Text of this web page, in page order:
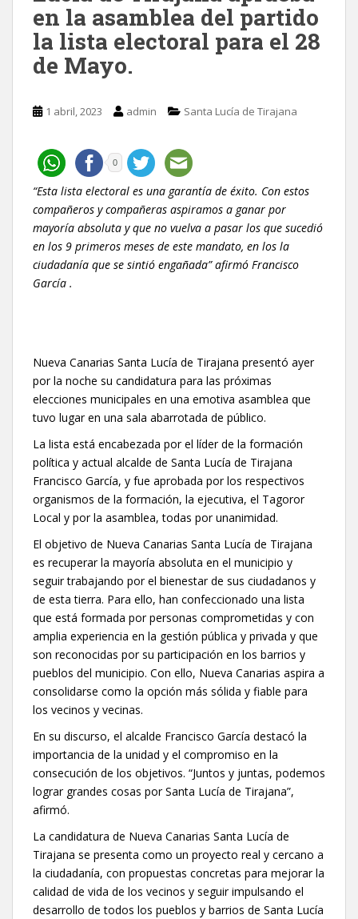
en la asamblea del partido
la lista electoral para el 28
de Mayo.
1 abril, 2023 admin Santa Lucía de Tirajana
0
“Esta lista electoral es una garantía de éxito. Con estos
compañeros y compañeras aspiramos a ganar por
mayoría absoluta y que no vuelva a pasar los que sucedió
en los 9 primeros meses de este mandato, en los la
ciudadanía que se sintió engañada” afirmó Francisco
García .
Nueva Canarias Santa Lucía de Tirajana presentó ayer
por la noche su candidatura para las próximas
elecciones municipales en una emotiva asamblea que
tuvo lugar en una sala abarrotada de público.
La lista está encabezada por el líder de la formación
política y actual alcalde de Santa Lucía de Tirajana
Francisco García, y fue aprobada por los respectivos
organismos de la formación, la ejecutiva, el Tagoror
Local y por la asamblea, todas por unanimidad.
El objetivo de Nueva Canarias Santa Lucía de Tirajana
es recuperar la mayoría absoluta en el municipio y
seguir trabajando por el bienestar de sus ciudadanos y
de esta tierra. Para ello, han confeccionado una lista
que está formada por personas comprometidas y con
amplia experiencia en la gestión pública y privada y que
son reconocidas por su participación en los barrios y
pueblos del municipio. Con ello, Nueva Canarias aspira a
consolidarse como la opción más sólida y fiable para
los vecinos y vecinas.
En su discurso, el alcalde Francisco García destacó la
importancia de la unidad y el compromiso en la
consecución de los objetivos. “Juntos y juntas, podemos
lograr grandes cosas por Santa Lucía de Tirajana”,
afirmó.
La candidatura de Nueva Canarias Santa Lucía de
Tirajana se presenta como un proyecto real y cercano a
la ciudadanía, con propuestas concretas para mejorar la
calidad de vida de los vecinos y seguir impulsando el
desarrollo de todos los pueblos y barrios de Santa Lucía